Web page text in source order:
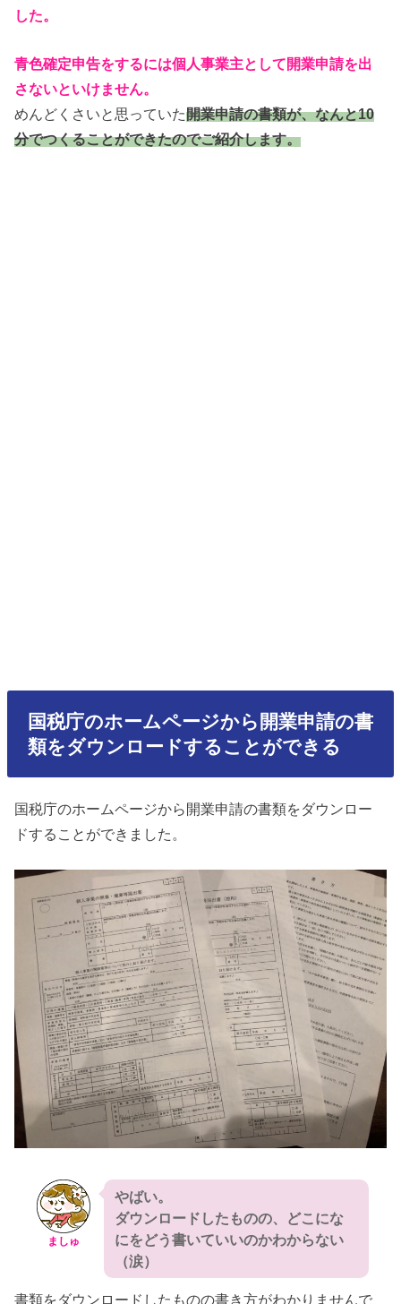
した。
青色確定申告をするには個人事業主として開業申請を出
さないといけません。
めんどくさいと思っていた開業申請の書類が、なんと10
分でつくることができたのでご紹介します。
国税庁のホームページから開業申請の書
類をダウンロードすることができる
国税庁のホームページから開業申請の書類をダウンロー
ドすることができました。
ましゅ
やばい。
ダウンロードしたものの、どこにな
にをどう書いていいのかわからない
（涙）
書類をダウンロードしたものの書き方がわかりませんで